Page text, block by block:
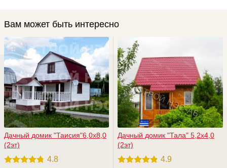
Вам может быть интересно
Дачный домик "Таисия"6,0х8,0
(2эт)
4.8
Дачный домик "Тала" 5,2х4,0
(2эт)
4.9